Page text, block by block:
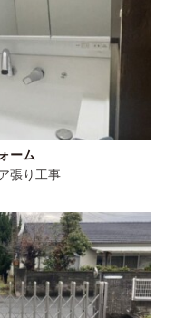
ーム
張り工事